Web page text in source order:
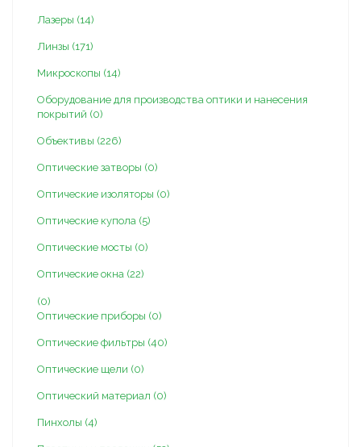
Лазеры (14)
Линзы (171)
Микроскопы (14)
Оборудование для производства оптики и нанесения
покрытий (0)
Объективы (226)
Оптические затворы (0)
Оптические изоляторы (0)
Оптические купола (5)
Оптические мосты (0)
Оптические окна (22)
(0)
Оптические приборы (0)
Оптические фильтры (40)
Оптические щели (0)
Оптический материал (0)
Пинхолы (4)